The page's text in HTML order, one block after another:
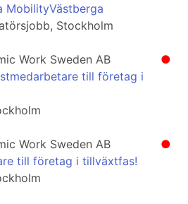
MobilityVästberga
Stockholm
●
Work Sweden AB
till företag i
●
Work Sweden AB
till företag i tillväxtfas!